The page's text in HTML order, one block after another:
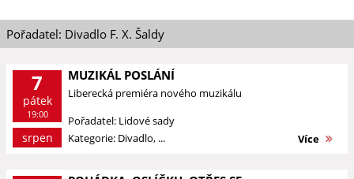
Pořadatel: Divadlo F. X. Šaldy
7
pátek
19:00
srpen
MUZIKÁL POSLÁNÍ
Liberecká premiéra nového muzikálu
Pořadatel: Lidové sady
Kategorie: Divadlo, ...
Více